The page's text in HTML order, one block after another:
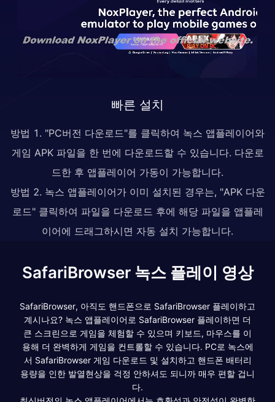
빠른 설치
방법 1. "PC버전 다운로드"를 클릭하여 녹스 앱플레이어와
게임 APK 파일을 한 번에 다운로드할 수 있습니다. 다운로
드한 후 앱플레이어 가동이 가능합니다.
방법 2. 녹스 앱플레이어가 이미 설치된 경우는, "APK 다운
로드" 클릭하여 파일을 다운로드 후에 해당 파일을 앱플레
이어에 드래그하시면 자동 설치 가능합니다.
SafariBrowser 녹스 플레이 영상
SafariBrowser, 아직도 핸드폰으로 SafariBrowser 플레이하고
계시나요? 녹스 앱플레이어로 SafariBrowser 플레이하면 더
큰 스크린으로 게임을 체험할 수 있으며 키보드, 마우스를 이
용해 더 완벽하게 게임을 컨트롤할 수 있습니다. PC로 녹스에
서 SafariBrowser 게임 다운로드 및 설치하고 핸드폰 배터리
용량을 인한 발열현상을 걱정 안하셔도 되니까 매우 편할 겁니
다.